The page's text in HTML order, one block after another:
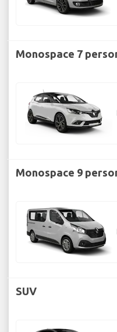
Monospace 7
Monospace 9
SUV